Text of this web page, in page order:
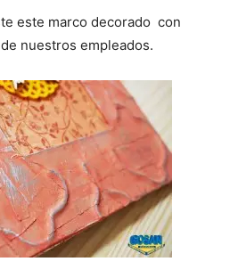
este marco decorado con
nuestros empleados.